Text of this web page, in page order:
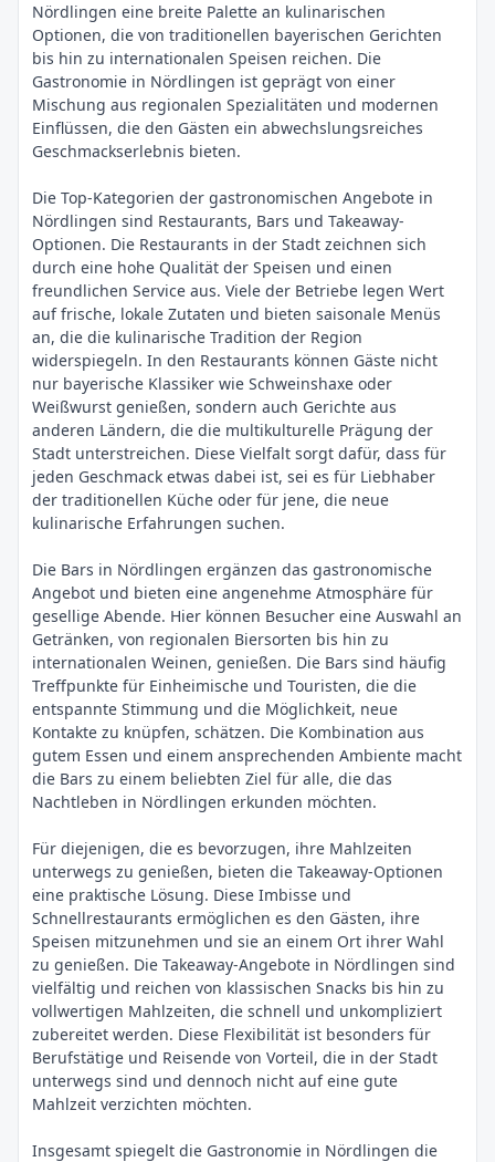
Nördlingen eine breite Palette an kulinarischen
Optionen, die von traditionellen bayerischen Gerichten
bis hin zu internationalen Speisen reichen. Die
Gastronomie in Nördlingen ist geprägt von einer
Mischung aus regionalen Spezialitäten und modernen
Einflüssen, die den Gästen ein abwechslungsreiches
Geschmackserlebnis bieten.
Die Top-Kategorien der gastronomischen Angebote in
Nördlingen sind Restaurants, Bars und Takeaway-
Optionen. Die Restaurants in der Stadt zeichnen sich
durch eine hohe Qualität der Speisen und einen
freundlichen Service aus. Viele der Betriebe legen Wert
auf frische, lokale Zutaten und bieten saisonale Menüs
an, die die kulinarische Tradition der Region
widerspiegeln. In den Restaurants können Gäste nicht
nur bayerische Klassiker wie Schweinshaxe oder
Weißwurst genießen, sondern auch Gerichte aus
anderen Ländern, die die multikulturelle Prägung der
Stadt unterstreichen. Diese Vielfalt sorgt dafür, dass für
jeden Geschmack etwas dabei ist, sei es für Liebhaber
der traditionellen Küche oder für jene, die neue
kulinarische Erfahrungen suchen.
Die Bars in Nördlingen ergänzen das gastronomische
Angebot und bieten eine angenehme Atmosphäre für
gesellige Abende. Hier können Besucher eine Auswahl an
Getränken, von regionalen Biersorten bis hin zu
internationalen Weinen, genießen. Die Bars sind häufig
Treffpunkte für Einheimische und Touristen, die die
entspannte Stimmung und die Möglichkeit, neue
Kontakte zu knüpfen, schätzen. Die Kombination aus
gutem Essen und einem ansprechenden Ambiente macht
die Bars zu einem beliebten Ziel für alle, die das
Nachtleben in Nördlingen erkunden möchten.
Für diejenigen, die es bevorzugen, ihre Mahlzeiten
unterwegs zu genießen, bieten die Takeaway-Optionen
eine praktische Lösung. Diese Imbisse und
Schnellrestaurants ermöglichen es den Gästen, ihre
Speisen mitzunehmen und sie an einem Ort ihrer Wahl
zu genießen. Die Takeaway-Angebote in Nördlingen sind
vielfältig und reichen von klassischen Snacks bis hin zu
vollwertigen Mahlzeiten, die schnell und unkompliziert
zubereitet werden. Diese Flexibilität ist besonders für
Berufstätige und Reisende von Vorteil, die in der Stadt
unterwegs sind und dennoch nicht auf eine gute
Mahlzeit verzichten möchten.
Insgesamt spiegelt die Gastronomie in Nördlingen die